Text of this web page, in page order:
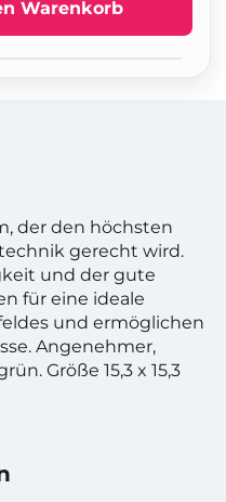
Warenkorb
der den höchsten
gerecht wird.
und der gute
für eine ideale
und ermöglichen
Angenehmer,
Größe 15,3 x 15,3